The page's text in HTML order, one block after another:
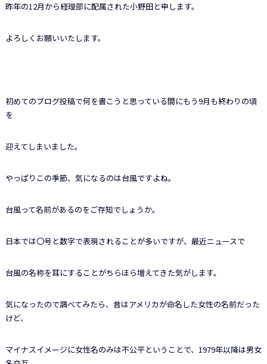
昨年の12月から経理部に配属された小野田と申します。
よろしくお願いいたします。
初めてのブログ投稿で何を書こうと思っている間にもう9月も終わりの頃
を
迎えてしまいました。
やっぱりこの季節、気になるのは台風ですよね。
台風って名前があるのをご存知でしょうか。
日本では〇号と数字で表現されることが多いですが、最近ニュースで
台風の名称を耳にすることがちらほら増えてきた気がします。
気になったので調べてみたら、昔はアメリカが命名した女性の名前だった
けど、
マイナスイメージに女性名のみは不公平ということで、1979年以降は男女